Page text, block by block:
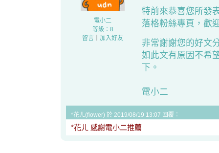
電小二
等級：8
留言
加入好友
特前來恭喜您所發
落格粉絲專頁，歡
非常謝謝您的好文
如此文有原因不希
下。
電小二
*花ㄦ(fiower) 於 2019/08/19 13:07 回覆：
*花ㄦ 感謝電小二推薦